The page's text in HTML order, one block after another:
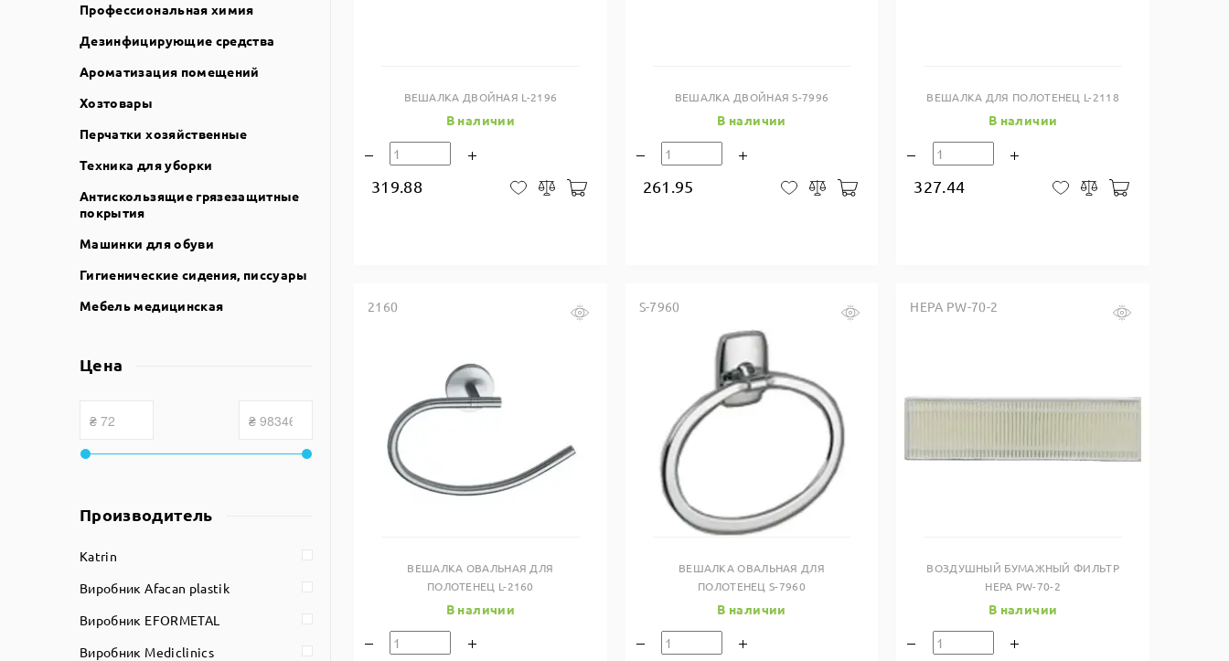
Профессиональная химия
Дезинфицирующие средства
Ароматизация помещений
Хозтовары
Перчатки хозяйственные
Техника для уборки
Антискользящие грязезащитные
покрытия
Машинки для обуви
Гигиенические сидения, писсуары
Мебель медицинская
Цена
Производитель
Katrin
Виробник Afacan plastik
Виробник EFORMETAL
Виробник Mediclinics
ВЕШАЛКА ДВОЙНАЯ L-2196
В наличии
319.88 В закладки
СравнитьВ корзину
ВЕШАЛКА ДВОЙНАЯ S-7996
В наличии
261.95 В закладки
СравнитьВ корзину
ВЕШАЛКА ДЛЯ ПОЛОТЕНЕЦ L-2118
В наличии
327.44 В закладки
Сравнить
2160
Купить в один клик
ВЕШАЛКА ОВАЛЬНАЯ ДЛЯ
ПОЛОТЕНЕЦ L-2160
В наличии
S-7960
Купить в один клик
ВЕШАЛКА ОВАЛЬНАЯ ДЛЯ
ПОЛОТЕНЕЦ S-7960
В наличии
HEPA PW-70-2
ВОЗДУШНЫЙ БУМАЖНЫЙ ФИЛЬТР
HEPA PW-70-2
В наличии